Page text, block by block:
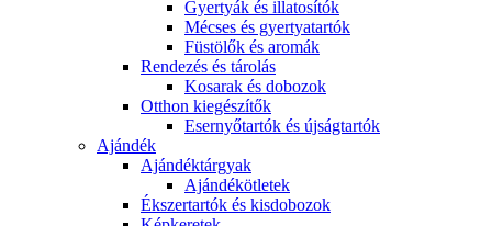
Gyertyák és illatosítók
Mécses és gyertyatartók
Füstölők és aromák
Rendezés és tárolás
Kosarak és dobozok
Otthon kiegészítők
Esernyőtartók és újságtartók
Ajándék
Ajándéktárgyak
Ajándékötletek
Ékszertartók és kisdobozok